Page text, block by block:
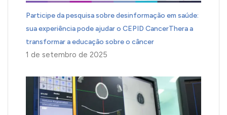
Participe da pesquisa sobre desinformação em saúde:
sua experiência pode ajudar o CEPID CancerThera a
transformar a educação sobre o câncer
1 de setembro de 2025